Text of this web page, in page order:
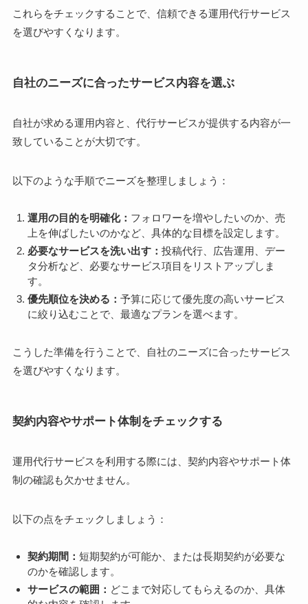
これらをチェックすることで、信頼できる運用代行サービス
を選びやすくなります。
自社のニーズに合ったサービス内容を選ぶ
自社が求める運用内容と、代行サービスが提供する内容が一
致していることが大切です。
以下のような手順でニーズを整理しましょう：
運用の目的を明確化： フォロワーを増やしたいのか、売
上を伸ばしたいのかなど、具体的な目標を設定します。
必要なサービスを洗い出す：投稿代行、広告運用、デー
タ分析など、必要なサービス項目をリストアップしま
す。
優先順位を決める：予算に応じて優先度の高いサービス
に絞り込むことで、最適なプランを選べます。
こうした準備を行うことで、自社のニーズに合ったサービス
を選びやすくなります。
契約内容やサポート体制をチェックする
運用代行サービスを利用する際には、契約内容やサポート体
制の確認も欠かせません。
以下の点をチェックしましょう：
契約期間：短期契約が可能か、または長期契約が必要な
のかを確認します。
サービスの範囲： どこまで対応してもらえるのか、具体